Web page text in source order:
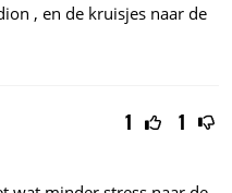
, en de kruisjes naar de
1 1